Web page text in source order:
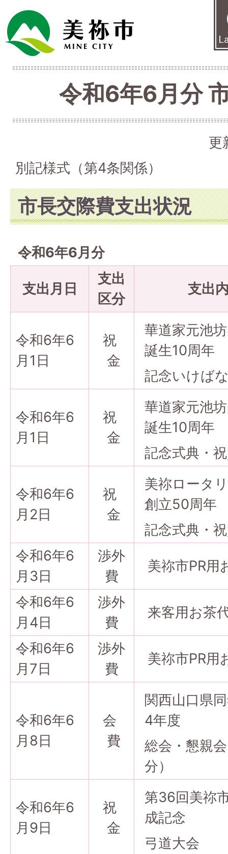
令和6年6月分
更
別記様式（第4条関係）
市長交際費支出状況
令和6年6月分
支出月日
支出
区分
支出
令和6年6
月1日
祝
金
華道家元池
誕生10周年
記念いけば
令和6年6
月1日
祝
金
華道家元池
誕生10周年
記念式典・
令和6年6
月2日
祝
金
美祢ロータ
創立50周年
記念式典・
令和6年6
月3日
渉外
費
美祢市PR用
令和6年6
月4日
渉外
費
来客用お茶
令和6年6
月7日
渉外
費
美祢市PR用
令和6年6
月8日
会
費
関西山口県
4年度
総会・懇親
分）
令和6年6
月9日
祝
金
第36回美祢
成記念
弓道大会